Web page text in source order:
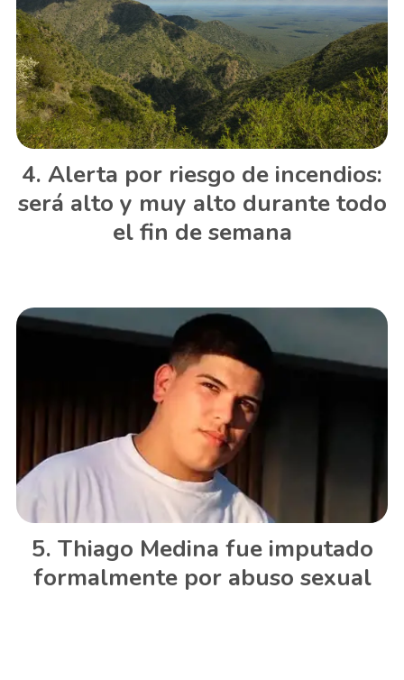
Alerta por riesgo de incendios:
será alto y muy alto durante todo
el fin de semana
Thiago Medina fue imputado
formalmente por abuso sexual